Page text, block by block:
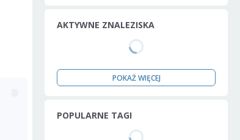
AKTYWNE ZNALEZISKA
POKAŻ WIĘCEJ
POPULARNE TAGI